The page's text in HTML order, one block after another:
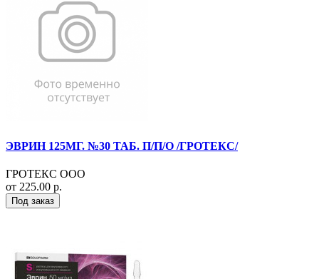
ЭВРИН 125МГ. №30 ТАБ. П/П/О /ГРОТЕКС/
ГРОТЕКС ООО
от 225.00 р.
Под заказ